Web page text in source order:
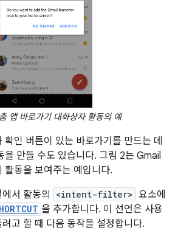
앱 바로가기 대화상자 활동의 예
인 버튼이 있는 바로가기를 만드는 데
을 만들 수도 있습니다. 그림 2는 Gmail
활동을 보여주는 예입니다.
서 활동의
<intent-filter> 요소에
을 추가합니다. 이 선언은 사용
고 할 때 다음 동작을 설정합니다.